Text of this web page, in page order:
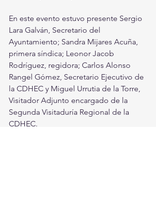
En este evento estuvo presente Sergio
Lara Galván, Secretario del
Ayuntamiento; Sandra Mijares Acuña,
primera síndica; Leonor Jacob
Rodríguez, regidora; Carlos Alonso
Rangel Gómez, Secretario Ejecutivo de
la CDHEC y Miguel Urrutia de la Torre,
Visitador Adjunto encargado de la
Segunda Visitaduría Regional de la
CDHEC.